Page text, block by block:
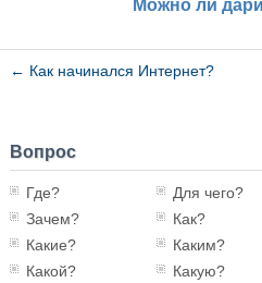
Можно ли
← Как начинался Интернет?
Вопрос
Где? Для чего?
Зачем?
Как?
Какие?
Каким?
Какой?
Какую?